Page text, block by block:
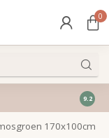
0
9.2
170x100cm